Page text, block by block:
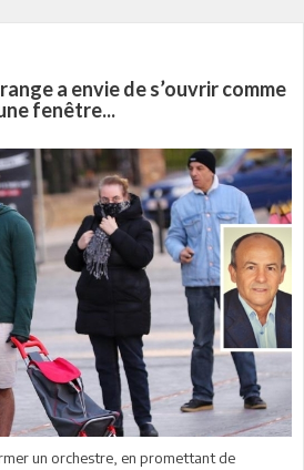
a envie de s’ouvrir comme
fenêtre...
un orchestre, en promettant de